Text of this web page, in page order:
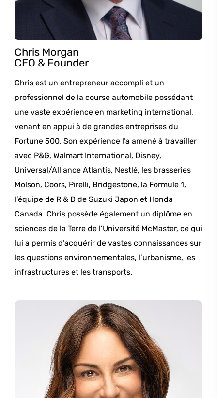
Chris Morgan
CEO & Founder
Chris est un entrepreneur accompli et un
professionnel de la course automobile possédant
une vaste expérience en marketing international,
venant en appui à de grandes entreprises du
Fortune 500. Son expérience l’a amené à travailler
avec P&G, Walmart International, Disney,
Universal/Alliance Atlantis, Nestlé, les brasseries
Molson, Coors, Pirelli, Bridgestone, la Formule 1,
l’équipe de R & D de Suzuki Japon et Honda
Canada. Chris possède également un diplôme en
sciences de la Terre de l’Université McMaster, ce qui
lui a permis d’acquérir de vastes connaissances sur
les questions environnementales, l’urbanisme, les
infrastructures et les transports.